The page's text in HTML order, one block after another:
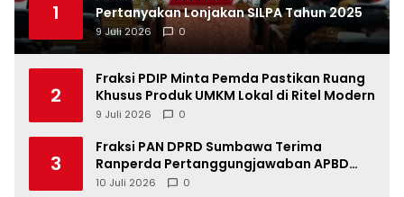
1
Pertanyakan Lonjakan SILPA Tahun 2025
9 Juli 2026 0
2
Fraksi PDIP Minta Pemda Pastikan Ruang
Khusus Produk UMKM Lokal di Ritel Modern
9 Juli 2026 0
3
Fraksi PAN DPRD Sumbawa Terima
Ranperda Pertanggungjawaban APBD
2025, Soroti SILPA Rp201,68 Miliar dan
10 Juli 2026 0